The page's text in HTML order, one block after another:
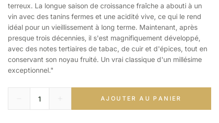
terreux. La longue saison de croissance fraîche a abouti à un
vin avec des tanins fermes et une acidité vive, ce qui le rend
idéal pour un vieillissement à long terme. Maintenant, après
presque trois décennies, il s'est magnifiquement développé,
avec des notes tertiaires de tabac, de cuir et d'épices, tout en
conservant son noyau fruité. Un vrai classique d'un millésime
exceptionnel."
AJOUTER AU PANIER